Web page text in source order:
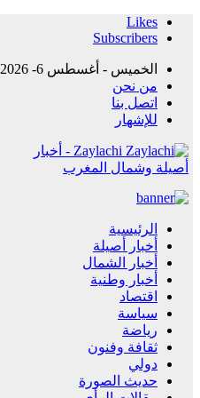
Likes
Subscribers
الخميس - أغسطس 6- 2026
من نحن
اتصل بنا
للإشهار
Zaylachi - أخبار
أصيلة وشمال المغرب
الرئيسية
أخبار أصيلة
أخبار الشمال
أخبار وطنية
اقتصاد
سياسة
رياضة
ثقافة وفنون
دولي
حديث الصورة